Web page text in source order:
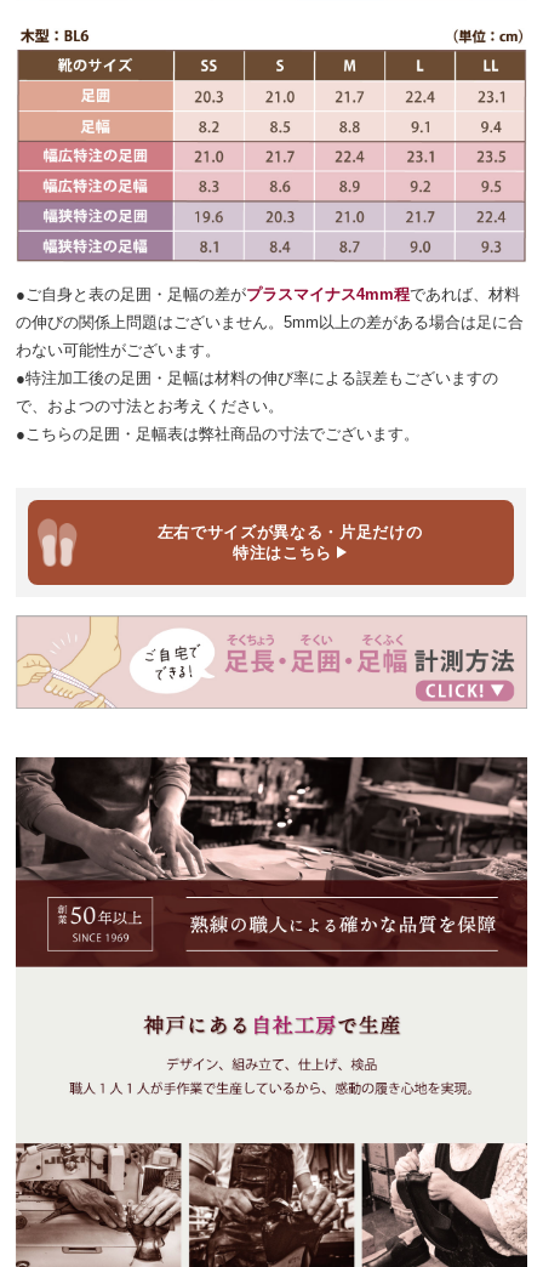
●ご自身と表の足囲・足幅の差がプラスマイナス4mm程であれば、材料
の伸びの関係上問題はございません。5mm以上の差がある場合は足に合
わない可能性がございます。
●特注加工後の足囲・足幅は材料の伸び率による誤差もございますの
で、およつの寸法とお考えください。
●こちらの足囲・足幅表は弊社商品の寸法でございます。
左右でサイズが異なる・片足だけの
特注はこちら